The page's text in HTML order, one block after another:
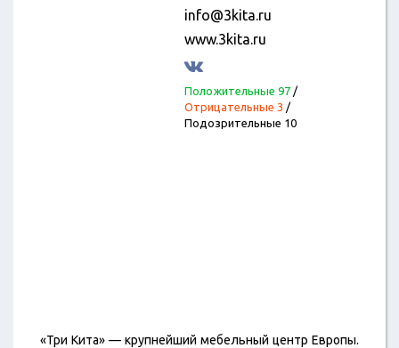
info@3kita.ru
www.3kita.ru
Положительные 97/
Отрицательные 3 /
Подозрительные 10
«Три Кита» — крупнейший мебельный центр Европы.